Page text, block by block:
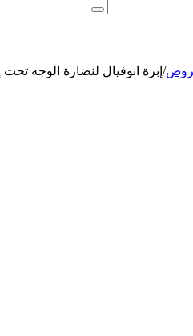
/ إبرة انوفيال لنضارة الوجه